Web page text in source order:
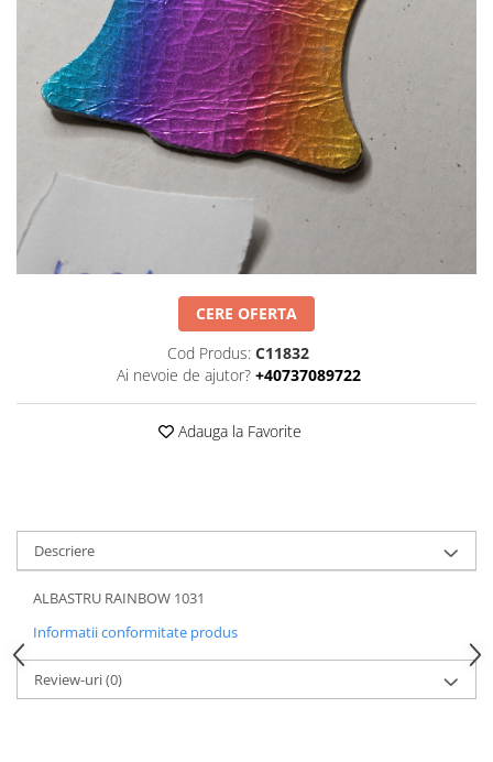
Posete
Rucsac
Plic
Saculet
Mov
Visiniu
Maro
Albastru
CERE OFERTA
Cod Produs: C11832
Ai nevoie de ajutor? +40737089722
Adauga la Favorite
Descriere
ALBASTRU RAINBOW 1031
Informatii conformitate produs
Review-uri(0)